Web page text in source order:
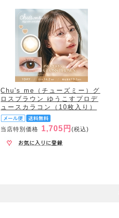
Chu's me（チューズミー）グ
ロスブラウン ゆうこすプロデ
ュースカラコン（10枚入り）
当店特別価格 1,705円(税込)